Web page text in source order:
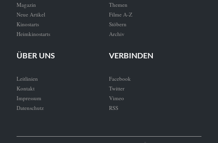
Magazin
Neue Artikel
Kinostarts
Heimkinostarts
Themen
Filme A-Z
Stöbern
Archiv
ÜBER UNS
Leitlinien
Kontakt
Impressum
Datenschutz
VERBINDEN
Facebook
Twitter
Vimeo
RSS